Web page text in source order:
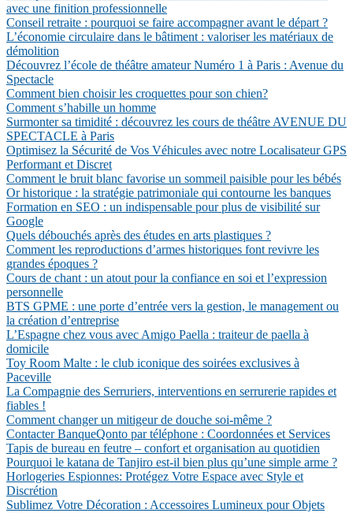
avec une finition professionnelle
Conseil retraite : pourquoi se faire accompagner avant le départ ?
L’économie circulaire dans le bâtiment : valoriser les matériaux de
démolition
Découvrez l’école de théâtre amateur Numéro 1 à Paris : Avenue du
Spectacle
Comment bien choisir les croquettes pour son chien?
Comment s’habille un homme
Surmonter sa timidité : découvrez les cours de théâtre AVENUE DU
SPECTACLE à Paris
Optimisez la Sécurité de Vos Véhicules avec notre Localisateur GPS
Performant et Discret
Comment le bruit blanc favorise un sommeil paisible pour les bébés
Or historique : la stratégie patrimoniale qui contourne les banques
Formation en SEO : un indispensable pour plus de visibilité sur
Google
Quels débouchés après des études en arts plastiques ?
Comment les reproductions d’armes historiques font revivre les
grandes époques ?
Cours de chant : un atout pour la confiance en soi et l’expression
personnelle
BTS GPME : une porte d’entrée vers la gestion, le management ou
la création d’entreprise
L’Espagne chez vous avec Amigo Paella : traiteur de paella à
domicile
Toy Room Malte : le club iconique des soirées exclusives à
Paceville
La Compagnie des Serruriers, interventions en serrurerie rapides et
fiables !
Comment changer un mitigeur de douche soi-même ?
Contacter BanqueQonto par téléphone : Coordonnées et Services
Tapis de bureau en feutre – confort et organisation au quotidien
Pourquoi le katana de Tanjiro est-il bien plus qu’une simple arme ?
Horlogeries Espionnes: Protégez Votre Espace avec Style et
Discrétion
Sublimez Votre Décoration : Accessoires Lumineux pour Objets